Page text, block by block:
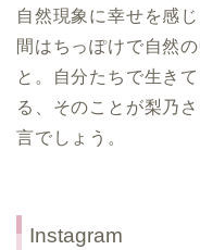
自然現象に幸せを感
間はちっぽけで自然
と。自分たちで生き
る、そのことが梨乃
言でしょう。
Instagram